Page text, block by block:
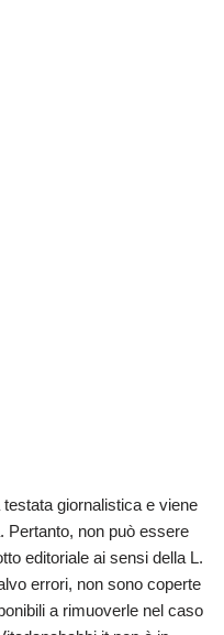
giornalistica e viene
Pertanto, non può essere
editoriale ai sensi della L.
errori, non sono coperte
a rimuoverle nel caso